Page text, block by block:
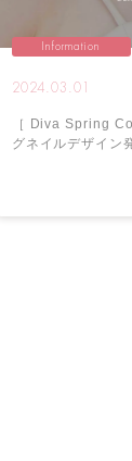
Information
2024.03.01
［ Diva Spring
グネイルデザイン